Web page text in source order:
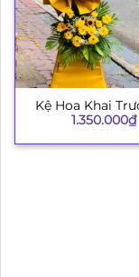
Kệ Hoa Khai
1.350.000₫